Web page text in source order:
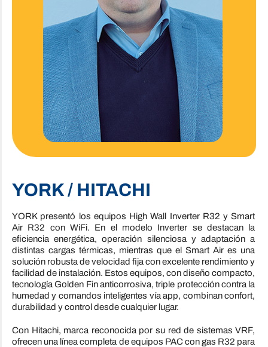
YORK / HITACHI
YORK presentó los equipos High Wall Inverter R32 y Smart
Air R32 con WiFi. En el modelo Inverter se destacan la
eficiencia energética, operación silenciosa y adaptación a
distintas cargas térmicas, mientras que el Smart Air es una
solución robusta de velocidad fija con excelente rendimiento y
facilidad de instalación. Estos equipos, con diseño compacto,
tecnología Golden Fin anticorrosiva, triple protección contra la
humedad y comandos inteligentes vía app, combinan confort,
durabilidad y control desde cualquier lugar.
Con Hitachi, marca reconocida por su red de sistemas VRF,
ofrecen una línea completa de equipos PAC con gas R32 para